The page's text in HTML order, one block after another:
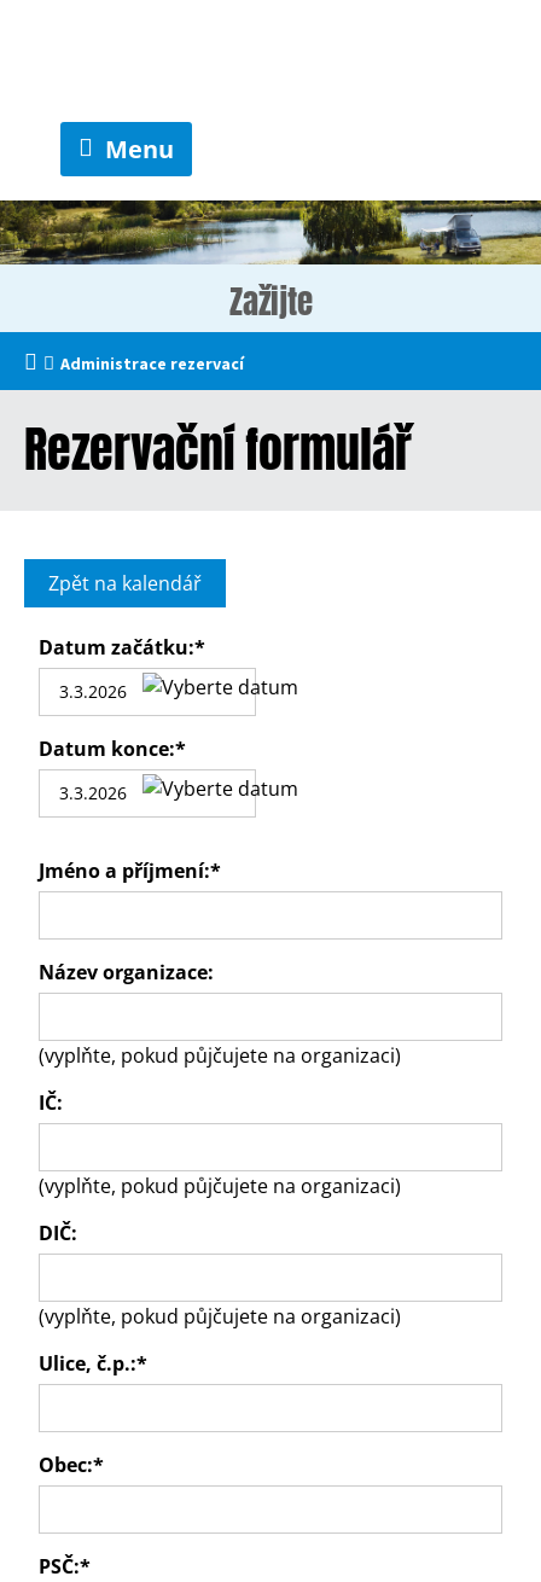
Menu
Zažijte
Administrace rezervací
Rezervační formulář
Zpět na kalendář
Datum začátku:*
Datum konce:*
Jméno a příjmení:*
Název organizace:
(vyplňte, pokud půjčujete na organizaci)
IČ:
(vyplňte, pokud půjčujete na organizaci)
DIČ:
(vyplňte, pokud půjčujete na organizaci)
Ulice, č.p.:*
Obec:*
PSČ:*